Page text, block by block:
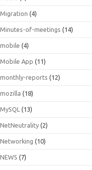
Migration (4)
Minutes-of-meetings (14)
mobile (4)
Mobile App (11)
monthly-reports (12)
mozilla (18)
MySQL (13)
NetNeutrality (2)
Networking (10)
NEWS (7)